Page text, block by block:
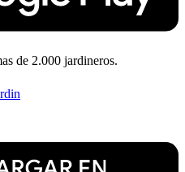
de 2.000 jardineros.